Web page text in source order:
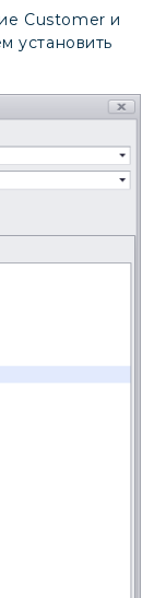
Customer и
установить